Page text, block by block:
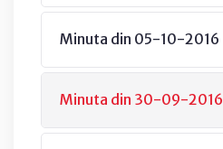
Minuta din 05-10-2016
Minuta din 30-09-2016